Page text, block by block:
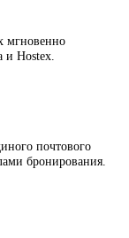
мгновенно
Hostex.
почтового
бронирования.